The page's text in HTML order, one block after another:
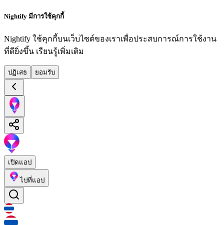
Nightify มีการใช้คุกกี้
Nightify ใช้คุกกี้บนเว็บไซต์ของเราเพื่อประสบการณ์การใช้งาน
ที่ดียิ่งขึ้น เรียนรู้เพิ่มเติม
ปฏิเสธ ยอมรับ
เปิดแอป
ไปที่แอป